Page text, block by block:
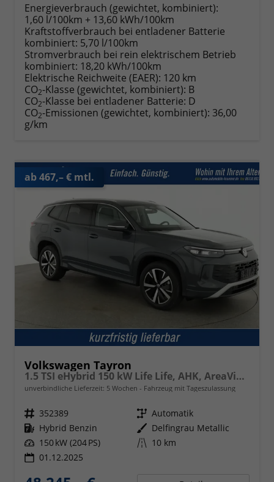
Energieverbrauch (gewichtet, kombiniert):
1,60 l/100km + 13,60 kWh/100km
Kraftstoffverbrauch bei entladener Batterie
kombiniert: 5,70 l/100km
Stromverbrauch bei rein elektrischem Betrieb
kombiniert: 18,20 kWh/100km
Elektrische Reichweite (EAER): 120 km
CO2-Klasse (gewichtet, kombiniert): B
CO2-Klasse bei entladener Batterie: D
CO2-Emissionen (gewichtet, kombiniert): 36,00
g/km
ab 467,– € mtl.
Volkswagen Tayron
1.5 TSI eHybrid 150 kW Life Life, AHK, AreaView, Side, Navi, Winter, 5-J. Garantie
unverbindliche Lieferzeit: 5 Wochen Fahrzeug mit Tageszulassung
Fahrzeugnr. 352389 Getriebe Automatik
Kraftstoff Hybrid Benzin Außenfarbe Delfingrau Metallic
Leistung 150 kW (204 PS) Kilometerstand 10 km
01.12.2025